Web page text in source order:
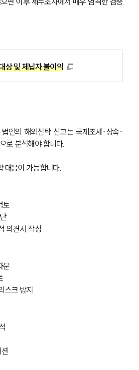
상 및 체납자 불이익
인의 해외신탁 신고는 국제조세·상속·
로 분석해야 합니다.
대응이 가능합니다.
토
의견서 작성
문
스크 방지